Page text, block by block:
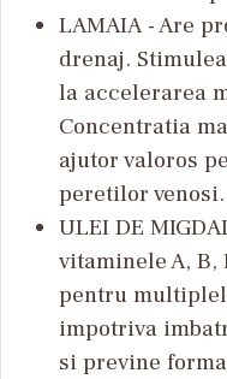
LAMAIA - Are
drenaj.
la accelerarea
Concentratia
ajutor valoros
peretilor venosi.
ULEI DE
vitaminele A,
pentru
impotriva
si previne